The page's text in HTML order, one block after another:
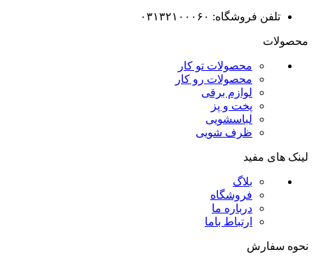
تلفن فروشگاه: ۰۳۱۳۲۱۰۰۰۶۰
محصولات
محصولات تو کار
محصولات رو کار
لوازم برقی
پخت و پز
لباسشویی
ظرف شویی
لینک های مفید
بلاگ
فروشگاه
درباره ما
ارتباط باما
نحوه سفارش